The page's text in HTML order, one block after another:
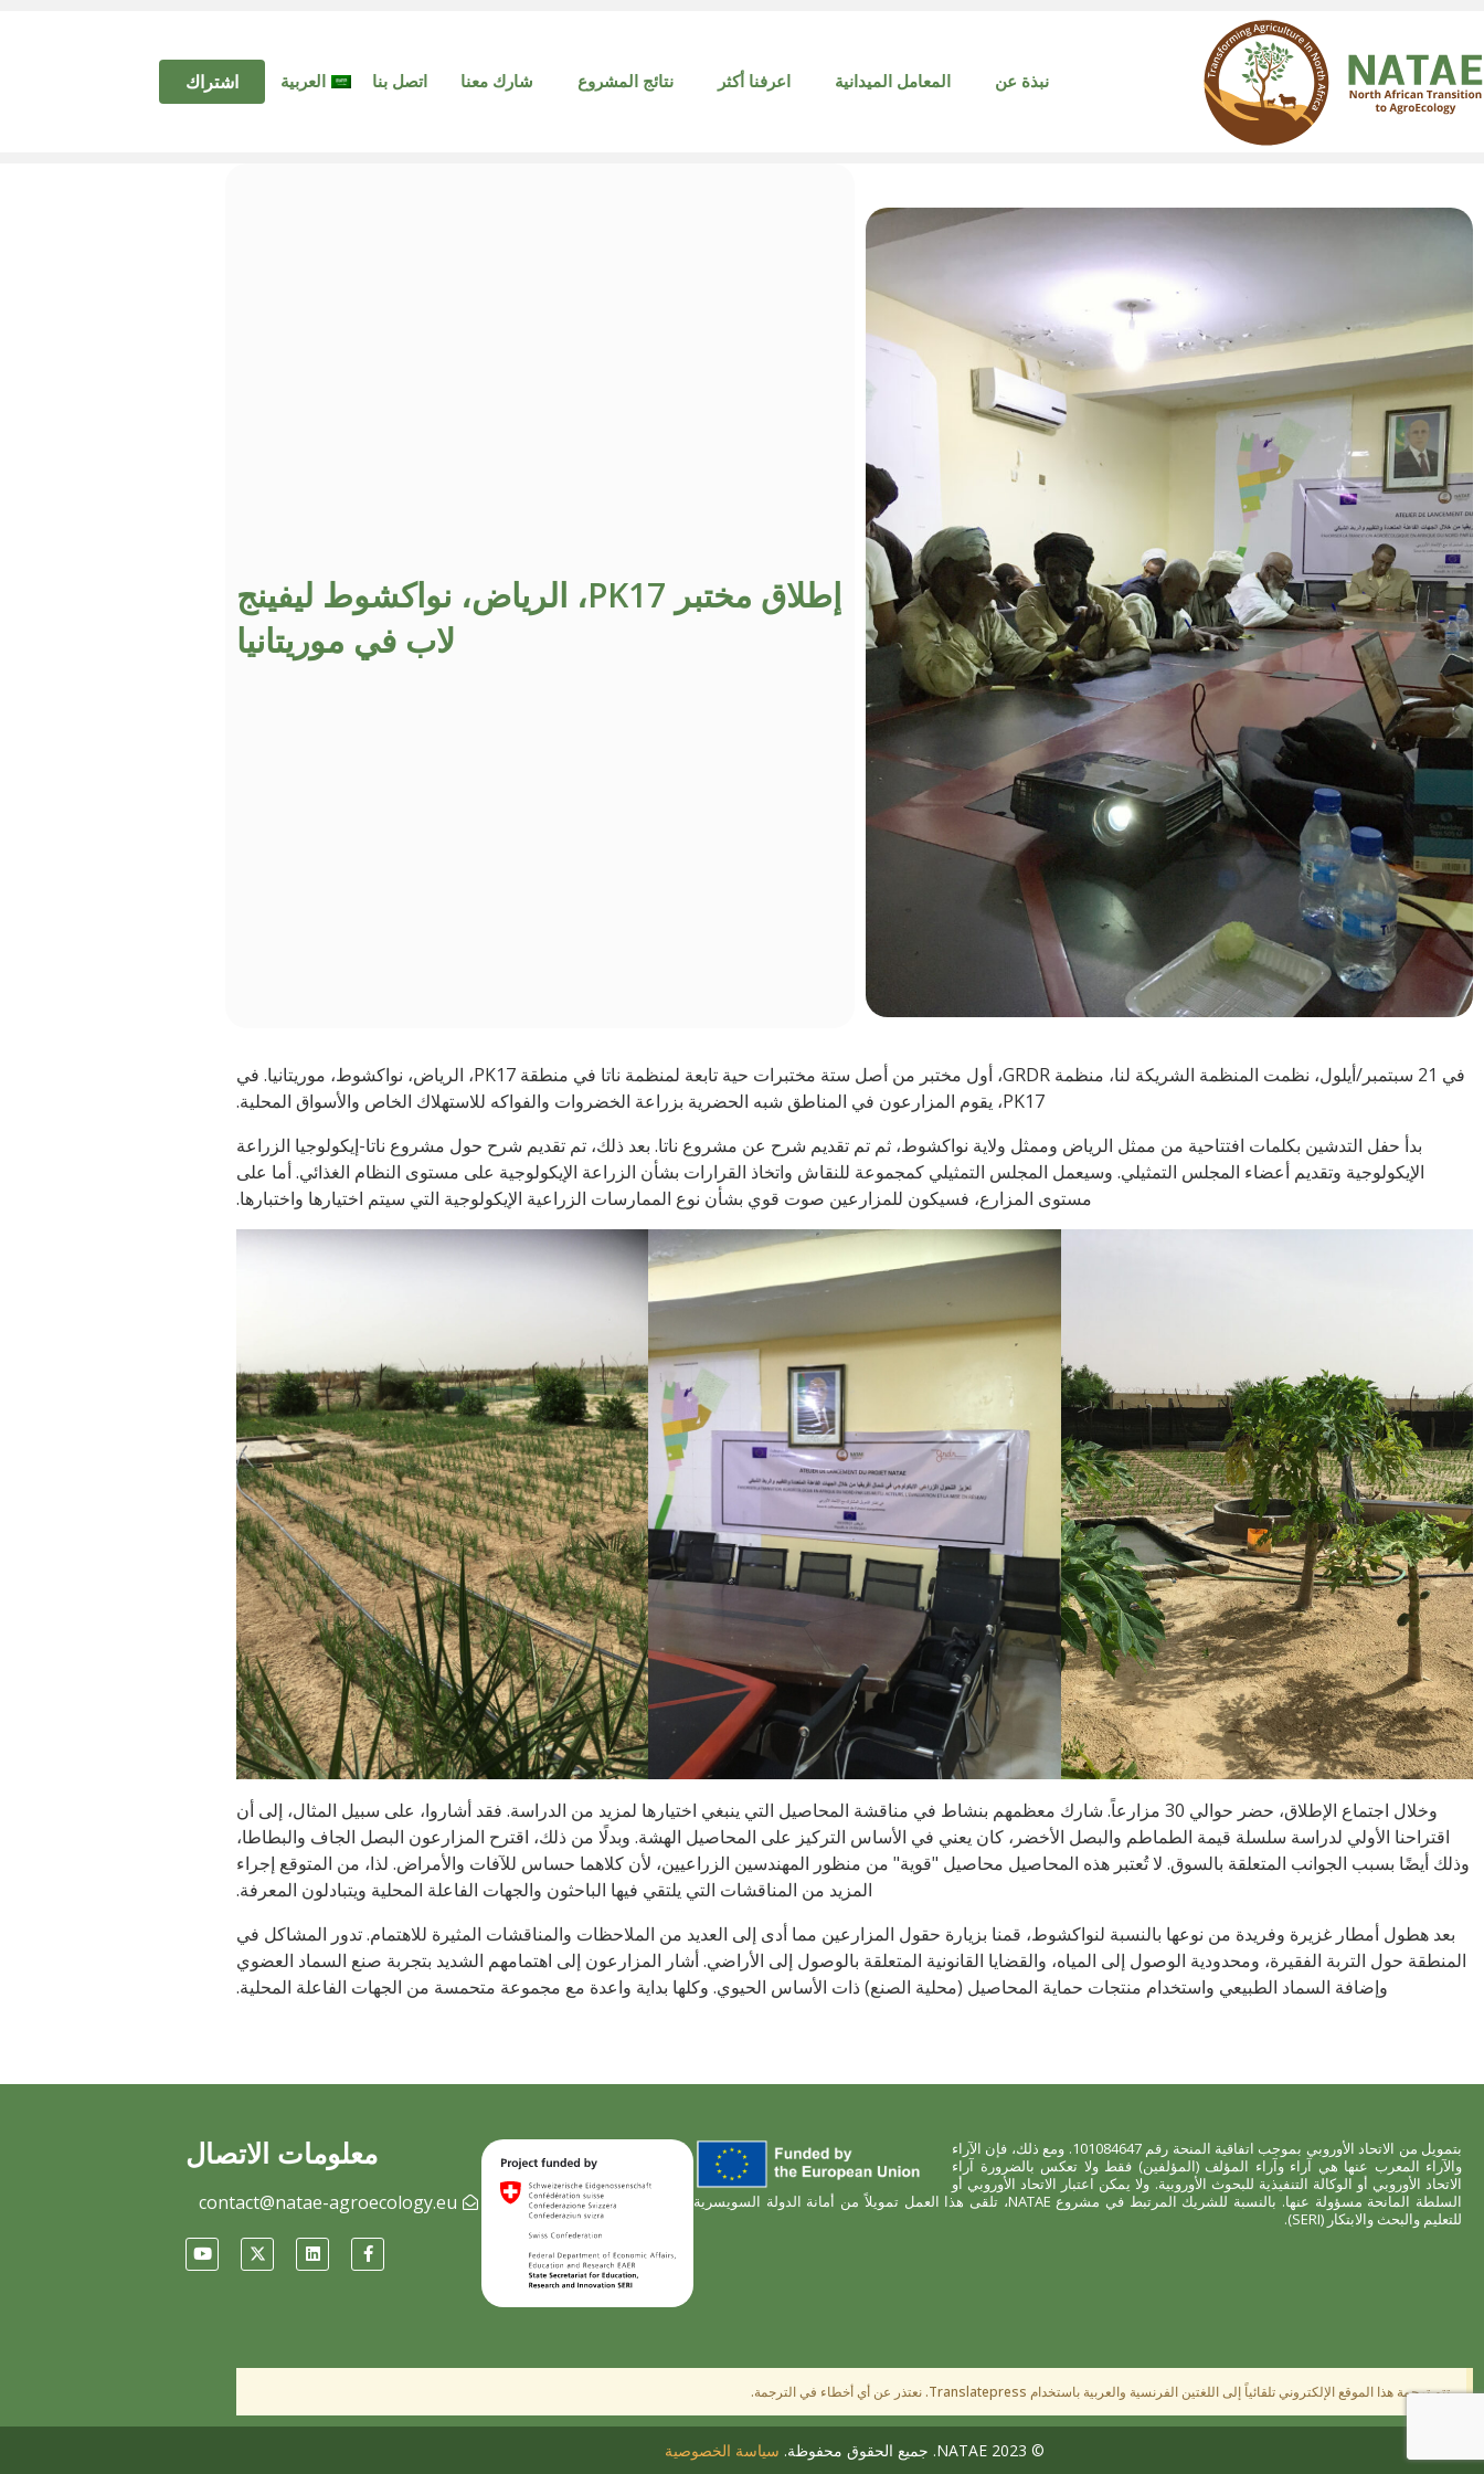
نبذة عن المعامل الميدانية اعرفنا أكثر نتائج المشروع شارك معنا اتصل بنا العربية اشتراك
إطلاق مختبر PK17، الرياض، نواكشوط ليفينج
لاب في موريتانيا
في 21 سبتمبر/أيلول، نظمت المنظمة الشريكة لنا، منظمة GRDR، أول مختبر من أصل ستة مختبرات حية تابعة لمنظمة ناتا في منطقة PK17، الرياض، نواكشوط، موريتانيا. في
PK17، يقوم المزارعون في المناطق شبه الحضرية بزراعة الخضروات والفواكه للاستهلاك الخاص والأسواق المحلية.
بدأ حفل التدشين بكلمات افتتاحية من ممثل الرياض وممثل ولاية نواكشوط، ثم تم تقديم شرح عن مشروع ناتا. بعد ذلك، تم تقديم شرح حول مشروع ناتا-إيكولوجيا الزراعة
الإيكولوجية وتقديم أعضاء المجلس التمثيلي. وسيعمل المجلس التمثيلي كمجموعة للنقاش واتخاذ القرارات بشأن الزراعة الإيكولوجية على مستوى النظام الغذائي. أما على
مستوى المزارع، فسيكون للمزارعين صوت قوي بشأن نوع الممارسات الزراعية الإيكولوجية التي سيتم اختيارها واختبارها.
وخلال اجتماع الإطلاق، حضر حوالي 30 مزارعاً. شارك معظمهم بنشاط في مناقشة المحاصيل التي ينبغي اختيارها لمزيد من الدراسة. فقد أشاروا، على سبيل المثال، إلى أن
اقتراحنا الأولي لدراسة سلسلة قيمة الطماطم والبصل الأخضر، كان يعني في الأساس التركيز على المحاصيل الهشة. وبدلًا من ذلك، اقترح المزارعون البصل الجاف والبطاطا،
وذلك أيضًا بسبب الجوانب المتعلقة بالسوق. لا تُعتبر هذه المحاصيل محاصيل "قوية" من منظور المهندسين الزراعيين، لأن كلاهما حساس للآفات والأمراض. لذا، من المتوقع إجراء
المزيد من المناقشات التي يلتقي فيها الباحثون والجهات الفاعلة المحلية ويتبادلون المعرفة.
بعد هطول أمطار غزيرة وفريدة من نوعها بالنسبة لنواكشوط، قمنا بزيارة حقول المزارعين مما أدى إلى العديد من الملاحظات والمناقشات المثيرة للاهتمام. تدور المشاكل في
المنطقة حول التربة الفقيرة، ومحدودية الوصول إلى المياه، والقضايا القانونية المتعلقة بالوصول إلى الأراضي. أشار المزارعون إلى اهتمامهم الشديد بتجربة صنع السماد العضوي
وإضافة السماد الطبيعي واستخدام منتجات حماية المحاصيل (محلية الصنع) ذات الأساس الحيوي. وكلها بداية واعدة مع مجموعة متحمسة من الجهات الفاعلة المحلية.
بتمويل من الاتحاد الأوروبي بموجب اتفاقية المنحة رقم 101084647. ومع ذلك، فإن الآراء
والآراء المعرب عنها هي آراء وآراء المؤلف (المؤلفين) فقط ولا تعكس بالضرورة آراء
الاتحاد الأوروبي أو الوكالة التنفيذية للبحوث الأوروبية. ولا يمكن اعتبار الاتحاد الأوروبي أو
السلطة المانحة مسؤولة عنها. بالنسبة للشريك المرتبط في مشروع NATAE، تلقى هذا العمل تمويلاً من أمانة الدولة السويسرية
للتعليم والبحث والابتكار (SERI).
معلومات الاتصال
contact@natae-agroecology.eu
تتم ترجمة هذا الموقع الإلكتروني تلقائياً إلى اللغتين الفرنسية والعربية باستخدام Translatepress. نعتذر عن أي أخطاء في الترجمة.
© 2023 NATAE. جميع الحقوق محفوظة. سياسة الخصوصية